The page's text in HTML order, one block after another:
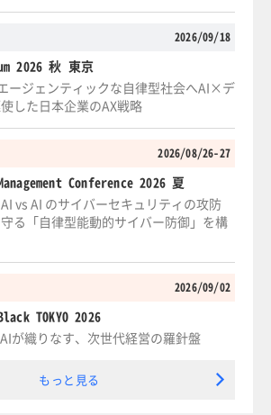
2026/09/18
2026 秋 東京
ージェンティックな自律型社会へAI×デ
した日本企業のAX戦略
2026/08/26-27
Conference 2026 夏
vs AI のサイバーセキュリティの攻防
る「自律型能動的サイバー防御」を構
2026/09/02
TOKYO 2026
が織りなす、次世代経営の羅針盤
もっと見る